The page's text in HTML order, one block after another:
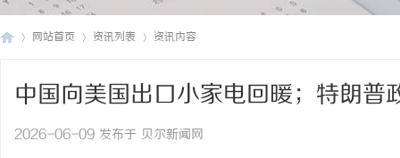
网站首页 资讯列表 资讯内容
中国向美国出口小家电回暖；特朗
递_上飞时达快递官网
2026-06-09 发布于 贝尔新闻网